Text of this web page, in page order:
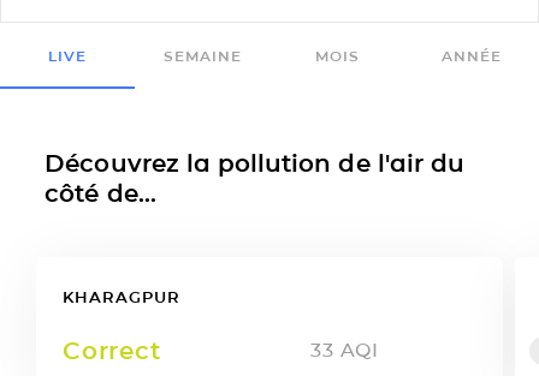
LIVE SEMAINE MOIS ANNÉE
Découvrez la pollution de l'air du
côté de...
KHARAGPUR
Correct 33 AQI